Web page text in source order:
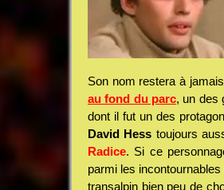
Son nom restera à
au fond du parc, un des
dont il fut un des
David Hess toujours
Radice. Si ce
parmi les
transalpin bien peu de